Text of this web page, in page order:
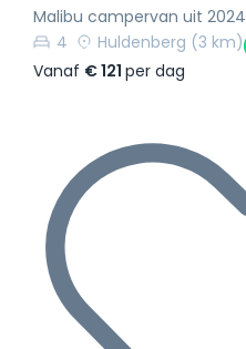
Malibu campervan uit 2024
4
Huldenberg (3 km)
Vanaf € 121 per dag